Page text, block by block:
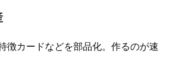
徴カードなどを部品化。作るのが速